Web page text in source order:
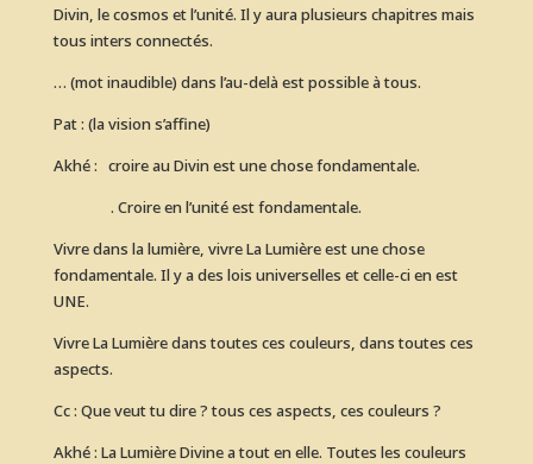
Divin, le cosmos et l’unité. Il y aura plusieurs chapitres mais
tous inters connectés.
… (mot inaudible) dans l’au-delà est possible à tous.
Pat : (la vision s’affine)
Akhé : croire au Divin est une chose fondamentale.
. Croire en l’unité est fondamentale.
Vivre dans la lumière, vivre La Lumière est une chose
fondamentale. Il y a des lois universelles et celle-ci en est
UNE.
Vivre La Lumière dans toutes ces couleurs, dans toutes ces
aspects.
Cc : Que veut tu dire ? tous ces aspects, ces couleurs ?
Akhé : La Lumière Divine a tout en elle. Toutes les couleurs